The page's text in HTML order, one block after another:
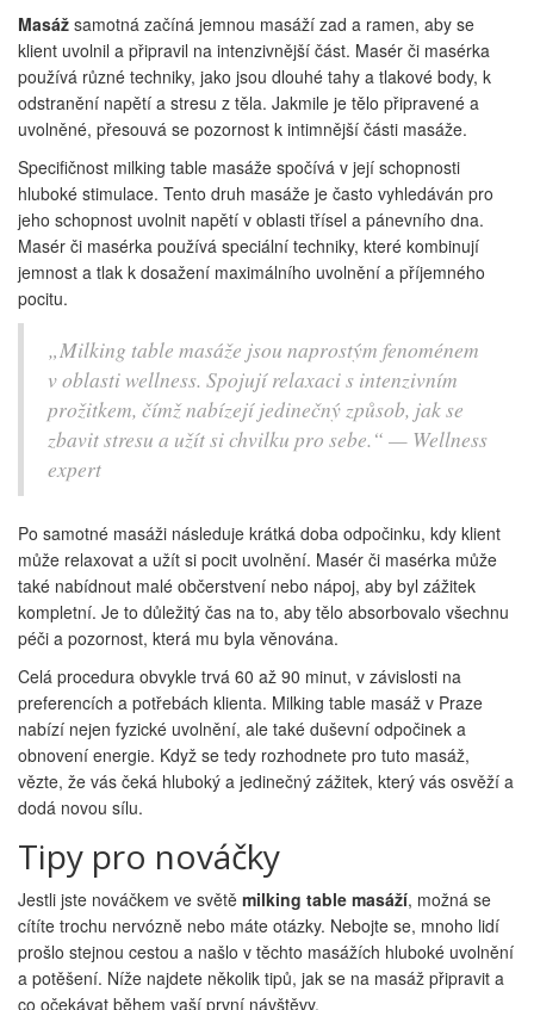
Masáž samotná začíná jemnou masáží zad a ramen, aby se
klient uvolnil a připravil na intenzivnější část. Masér či masérka
používá různé techniky, jako jsou dlouhé tahy a tlakové body, k
odstranění napětí a stresu z těla. Jakmile je tělo připravené a
uvolněné, přesouvá se pozornost k intimnější části masáže.
Specifičnost milking table masáže spočívá v její schopnosti
hluboké stimulace. Tento druh masáže je často vyhledáván pro
jeho schopnost uvolnit napětí v oblasti třísel a pánevního dna.
Masér či masérka používá speciální techniky, které kombinují
jemnost a tlak k dosažení maximálního uvolnění a příjemného
pocitu.
„Milking table masáže jsou naprostým fenoménem
v oblasti wellness. Spojují relaxaci s intenzivním
prožitkem, čímž nabízejí jedinečný způsob, jak se
zbavit stresu a užít si chvilku pro sebe.“ — Wellness
expert
Po samotné masáži následuje krátká doba odpočinku, kdy klient
může relaxovat a užít si pocit uvolnění. Masér či masérka může
také nabídnout malé občerstvení nebo nápoj, aby byl zážitek
kompletní. Je to důležitý čas na to, aby tělo absorbovalo všechnu
péči a pozornost, která mu byla věnována.
Celá procedura obvykle trvá 60 až 90 minut, v závislosti na
preferencích a potřebách klienta. Milking table masáž v Praze
nabízí nejen fyzické uvolnění, ale také duševní odpočinek a
obnovení energie. Když se tedy rozhodnete pro tuto masáž,
vězte, že vás čeká hluboký a jedinečný zážitek, který vás osvěží a
dodá novou sílu.
Tipy pro nováčky
Jestli jste nováčkem ve světě milking table masáží, možná se
cítíte trochu nervózně nebo máte otázky. Nebojte se, mnoho lidí
prošlo stejnou cestou a našlo v těchto masážích hluboké uvolnění
a potěšení. Níže najdete několik tipů, jak se na masáž připravit a
co očekávat během vaší první návštěvy.